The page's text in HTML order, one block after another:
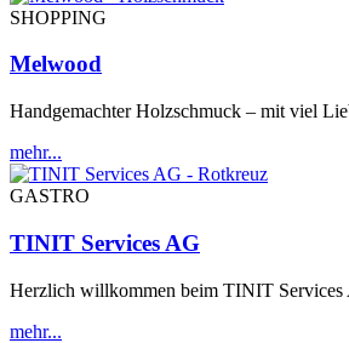
SHOPPING
Melwood
Handgemachter Holzschmuck – mit viel
mehr...
GASTRO
TINIT Services AG
Herzlich willkommen beim TINIT Services
mehr...